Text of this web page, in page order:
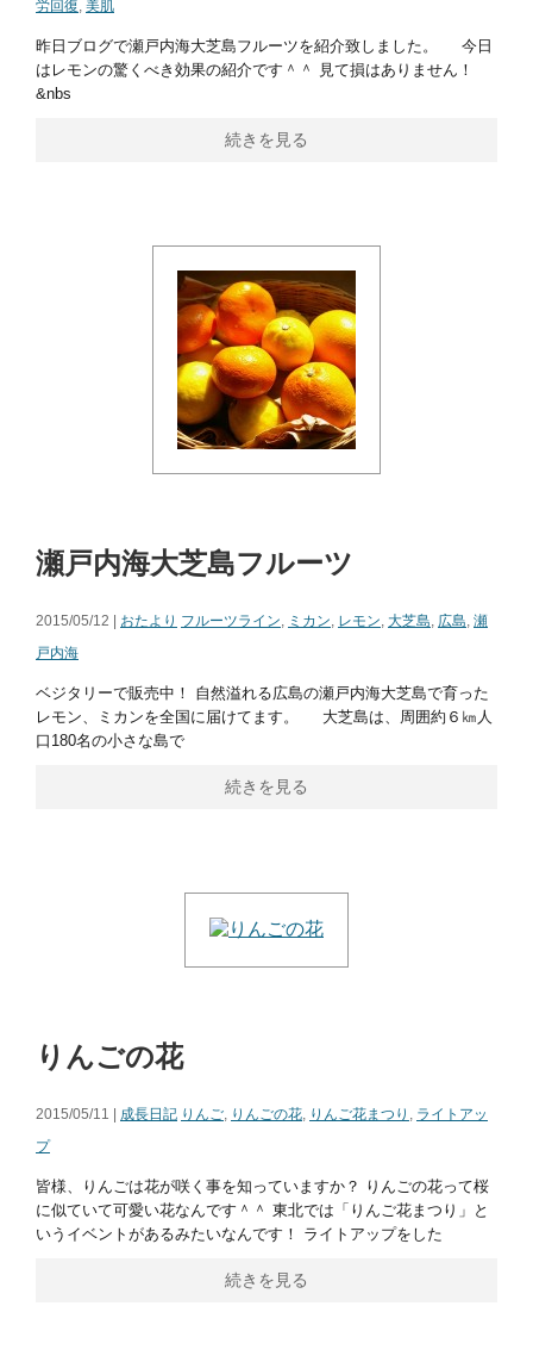
労回復, 美肌
昨日ブログで瀬戸内海大芝島フルーツを紹介致しました。 今日
はレモンの驚くべき効果の紹介です＾＾ 見て損はありません！
&nbs
続きを見る
瀬戸内海大芝島フルーツ
2015/05/12 | おたより フルーツライン, ミカン, レモン, 大芝島, 広島, 瀬
戸内海
ベジタリーで販売中！ 自然溢れる広島の瀬戸内海大芝島で育った
レモン、ミカンを全国に届けてます。 大芝島は、周囲約６㎞人
口180名の小さな島で
続きを見る
りんごの花
2015/05/11 | 成長日記 りんご, りんごの花, りんご花まつり , ライトアッ
プ
皆様、りんごは花が咲く事を知っていますか？ りんごの花って桜
に似ていて可愛い花なんです＾＾ 東北では「りんご花まつり」と
いうイベントがあるみたいなんです！ ライトアップをした
続きを見る